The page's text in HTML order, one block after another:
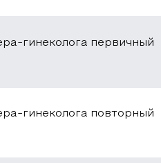
гинеколога первичный
гинеколога повторный